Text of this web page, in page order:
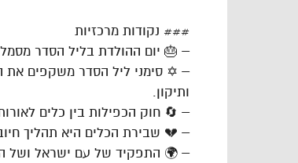
### נקודות מרכזיות
– 🎂 יום ההולדת בליל הסדר
– ✡️ סימני ליל הסדר משקפים את
ותיקון.
– 🔄 חוק הכפילות בין כלים
– 💔 שבירת הכלים היא תהליך
– 🌍 התפקיד של עם ישראל ושל